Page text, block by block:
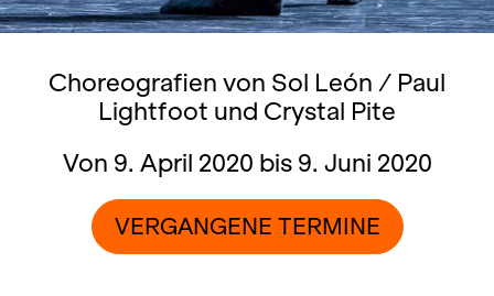
Choreografien von Sol León / Paul
Lightfoot und Crystal Pite
Von 9. April 2020 bis 9. Juni 2020
VERGANGENE TERMINE